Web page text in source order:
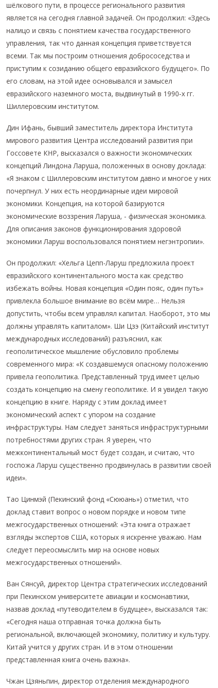
шёлкового пути, в процессе регионального развития
является на сегодня главной задачей. Он продолжил: «Здесь
налицо и связь с понятием качества государственного
управления, так что данная концепция приветствуется
всеми. Так мы построим отношения добрососедства и
приступим к созиданию общего евразийского будущего». По
его словам, на этой идее основывался и замысел
евразийского наземного моста, выдвинутый в 1990‑х гг.
Шиллеровским институтом.
Дин Ифань, бывший заместитель директора Института
мирового развития Центра исследований развития при
Госсовете КНР, высказался о важности экономических
концепций Линдона Ларуша, положенных в основу доклада:
«Я знаком с Шиллеровским институтом давно и многое у них
почерпнул. У них есть неординарные идеи мировой
экономики. Концепция, на которой базируются
экономические воззрения Ларуша, ‑ физическая экономика.
Для описания законов функционирования здоровой
экономики Ларуш воспользовался понятием негэнтропии».
Он продолжил: «Хельга Цепп-Ларуш предложила проект
евразийского континентального моста как средство
избежать войны. Новая концепция «Один пояс, один путь»
привлекла большое внимание во всём мире… Нельзя
допустить, чтобы всем управлял капитал. Наоборот, это мы
должны управлять капиталом». Ши Цзэ (Китайский институт
международных исследований) разъяснил, как
геополитическое мышление обусловило проблемы
современного мира: «К создавшемуся опасному положению
привела геополитика. Представленный труд имеет целью
создать концепцию на смену геополитике. И я увидел такую
концепцию в книге. Наряду с этим доклад имеет
экономический аспект с упором на создание
инфраструктуры. Нам следует заняться инфраструктурными
потребностями других стран. Я уверен, что
межконтинентальный мост будет создан, и считаю, что
госпожа Ларуш существенно продвинулась в развитии своей
идеи».
Тао Цинмэй (Пекинский фонд «Сююань») отметил, что
доклад ставит вопрос о новом порядке и новом типе
межгосударственных отношений: «Эта книга отражает
взгляды экспертов США, которых я искренне уважаю. Нам
следует переосмыслить мир на основе новых
межгосударственных отношений».
Ван Сянсуй, директор Центра стратегических исследований
при Пекинском университете авиации и космонавтики,
назвав доклад «путеводителем в будущее», высказался так:
«Сегодня наша отправная точка должна быть
региональной, включающей экономику, политику и культуру.
Китай учится у других стран. И в этом отношении
представленная книга очень важна».
Чжан Цзяньпин, директор отделения международного